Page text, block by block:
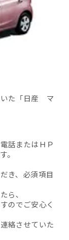
いた「日産 マ
話またはＨＰ
。
き、必須項目
ら、
のでご安心く
絡させていた